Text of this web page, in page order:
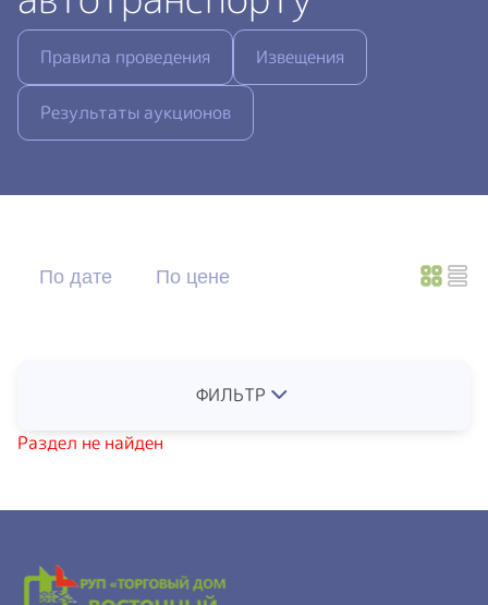
Правила проведения Извещения
Результаты аукционов
По дате По цене
ФИЛЬТР
Раздел не найден